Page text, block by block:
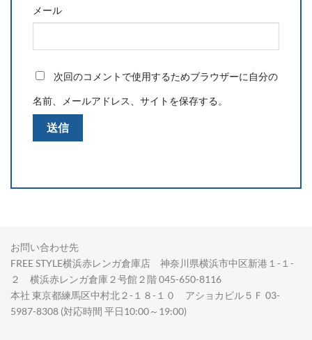
メール
次回のコメントで使用するためブラウザーに自分の
名前、メールアドレス、サイトを保存する。
お問い合わせ先
FREE STYLE横浜赤レンガ倉庫店 神奈川県横浜市中区新港１-１-
２ 横浜赤レンガ倉庫２号館２階 045-650-8116
本社 東京都練馬区中村北２-１８-１０ アショカビル５Ｆ 03-
5987-8308 (対応時間 平日10:00～19:00)